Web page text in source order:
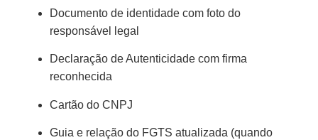
Documento de identidade com foto do
responsável legal
Declaração de Autenticidade com firma
reconhecida
Cartão do CNPJ
Guia e relação do FGTS atualizada (quando